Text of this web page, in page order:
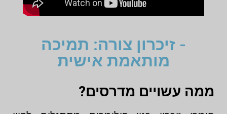
- זיכרון צורה: תמיכה
מותאמת אישית
ממה עשויים מדרסים?